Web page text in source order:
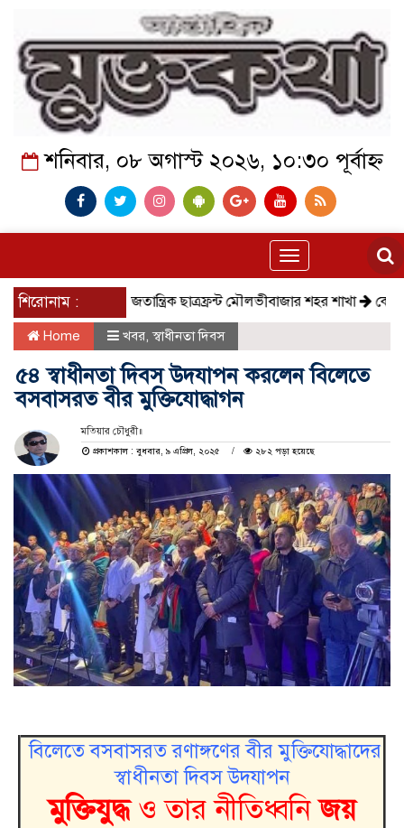
শনিবার, ০৮ অগাস্ট ২০২৬, ১০:৩০ পূর্বাহ্ন
Toggle
navigation
শিরোনাম :সমাজতান্ত্রিক ছাত্রফ্রন্ট মৌলভীবাজার শহর শাখা কেমন আছে
Home খবর,স্বাধীনতা দিবস
৫৪ স্বাধীনতা দিবস উদযাপন করলেন বিলেতে
বসবাসরত বীর মুক্তিযোদ্ধাগন
মতিয়ার চৌধুরী॥
প্রকাশকাল : বুধবার, ৯ এপ্রিল, ২০২৫
২৮২ পড়া হয়েছে
বিলেতে বসবাসরত রণাঙ্গণের বীর মুক্তিযোদ্ধাদের
স্বাধীনতা দিবস উদযাপন
মুক্তিযুদ্ধও তার নীতিধ্বনিজয়